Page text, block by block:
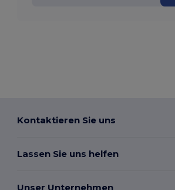
Kontaktieren Sie uns
Lassen Sie uns helfen
Unser Unternehmen